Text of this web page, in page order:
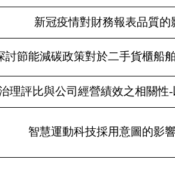
新冠疫情對財務報表品質的
討節能減碳政策對於二手貨櫃船
理評比與公司經營績效之相關性
智慧運動科技採用意圖的影